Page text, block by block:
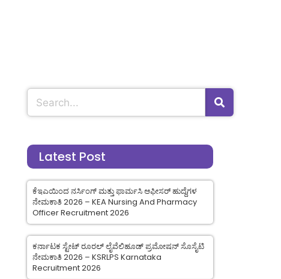
Latest Post
ಕೆಇಎಯಿಂದ ನರ್ಸಿಂಗ್ ಮತ್ತು ಫಾರ್ಮಸಿ ಆಫೀಸರ್ ಹುದ್ದೆಗಳ
ನೇಮಕಾತಿ 2026 – KEA Nursing And Pharmacy
Officer Recruitment 2026
ಕರ್ನಾಟಕ ಸ್ಟೇಟ್ ರೂರಲ್ ಲೈವೆಲಿಹೂಡ್ ಪ್ರಮೋಷನ್ ಸೊಸೈಟಿ
ನೇಮಕಾತಿ 2026 – KSRLPS Karnataka
Recruitment 2026